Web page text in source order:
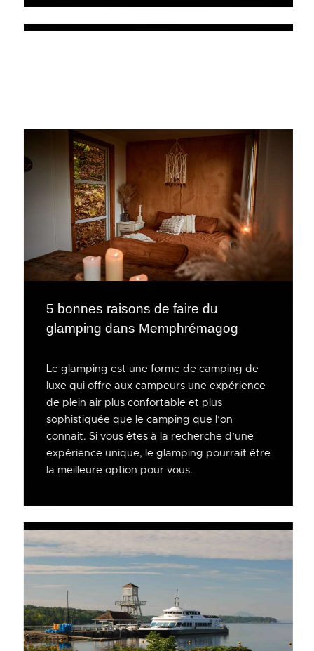
5 bonnes raisons de faire du
glamping dans Memphrémagog
Le glamping est une forme de camping de
luxe qui offre aux campeurs une expérience
de plein air plus confortable et plus
sophistiquée que le camping que l’on
connait. Si vous êtes à la recherche d’une
expérience unique, le glamping pourrait être
la meilleure option pour vous.